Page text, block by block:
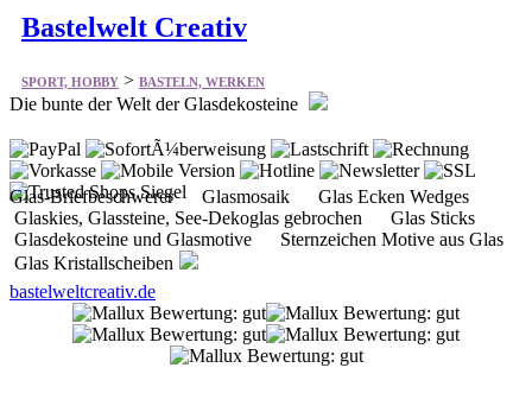
Bastelwelt Creativ
SPORT, HOBBY > BASTELN, WERKEN
Die bunte der Welt der Glasdekosteine
Glas-Briefbeschwerer Glasmosaik Glas Ecken Wedges
Glaskies, Glassteine, See-Dekoglas gebrochen Glas Sticks
Glasdekosteine und Glasmotive Sternzeichen Motive aus Glas
Glas Kristallscheiben
bastelweltcreativ.de